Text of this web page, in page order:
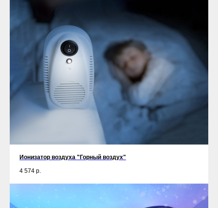
Ионизатор воздуха "Горный воздух"
4 574 р.